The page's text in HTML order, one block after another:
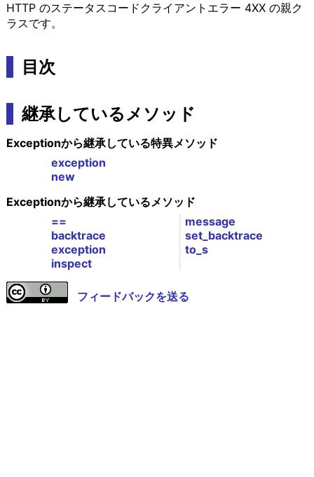
HTTP のステータスコードクライアントエラー 4XX の親ク
ラスです。
目次
継承しているメソッド
Exceptionから継承している特異メソッド
exception
new
Exceptionから継承しているメソッド
==
backtrace
exception
inspect
message
set_backtrace
to_s
フィードバックを送る